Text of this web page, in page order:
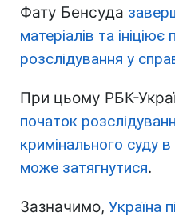
Фату Бенсуда
матеріалів та ініціює
розслідування у
При цьому РБК-
початок
кримінального суду в
може затягнутися.
Зазначимо, Україна